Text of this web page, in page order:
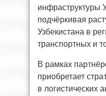
инфраструктуры
подчёркивая
Узбекистана в
транспортных и
В рамках
приобретает
в логистических